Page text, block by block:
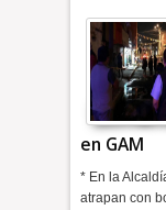
en GAM
* En la
atrapan con